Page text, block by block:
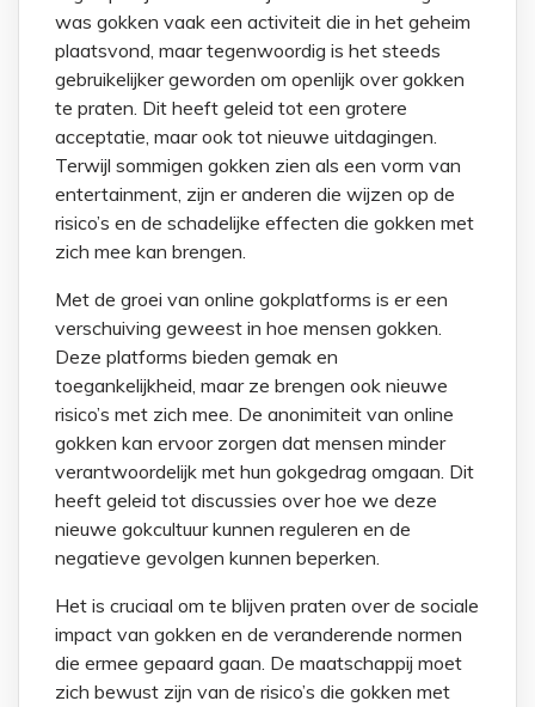
was gokken vaak een activiteit die in het geheim
plaatsvond, maar tegenwoordig is het steeds
gebruikelijker geworden om openlijk over gokken
te praten. Dit heeft geleid tot een grotere
acceptatie, maar ook tot nieuwe uitdagingen.
Terwijl sommigen gokken zien als een vorm van
entertainment, zijn er anderen die wijzen op de
risico’s en de schadelijke effecten die gokken met
zich mee kan brengen.
Met de groei van online gokplatforms is er een
verschuiving geweest in hoe mensen gokken.
Deze platforms bieden gemak en
toegankelijkheid, maar ze brengen ook nieuwe
risico’s met zich mee. De anonimiteit van online
gokken kan ervoor zorgen dat mensen minder
verantwoordelijk met hun gokgedrag omgaan. Dit
heeft geleid tot discussies over hoe we deze
nieuwe gokcultuur kunnen reguleren en de
negatieve gevolgen kunnen beperken.
Het is cruciaal om te blijven praten over de sociale
impact van gokken en de veranderende normen
die ermee gepaard gaan. De maatschappij moet
zich bewust zijn van de risico’s die gokken met